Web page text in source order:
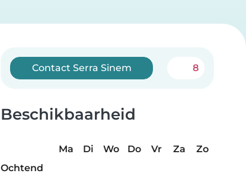
Contact Serra Sinem 8
Beschikbaarheid
Ma Di Wo Do Vr Za
Zo
Ochtend